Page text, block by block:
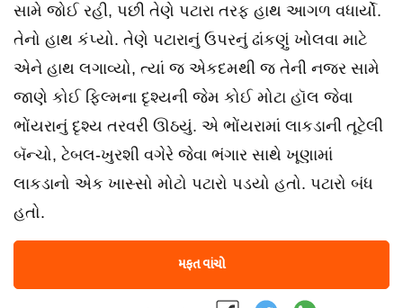
સામે જોઈ રહી, પછી તેણે પટારા તરફ હાથ આગળ વધાર્યો.
તેનો હાથ કંપ્યો. તેણે પટારાનું ઉપરનું ઢાંકણું ખોલવા માટે
એને હાથ લગાવ્યો, ત્યાં જ એકદમથી જ તેની નજર સામે
જાણે કોઈ ફિલ્મના દૃશ્યની જેમ કોઈ મોટા હૉલ જેવા
ભોંયરાનું દૃશ્ય તરવરી ઊઠયું. એ ભોંયરામાં લાકડાની તૂટેલી
બૅન્ચો, ટેબલ-ખુરશી વગેરે જેવા ભંગાર સાથે ખૂણામાં
લાકડાનો એક ખાસ્સો મોટો પટારો પડયો હતો. પટારો બંધ
હતો.
મફત વાંચો